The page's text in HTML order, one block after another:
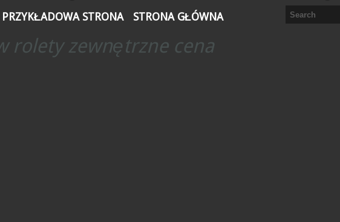
PRZYKŁADOWA STRONA STRONA GŁÓWNA
rolety zewnętrzne cena